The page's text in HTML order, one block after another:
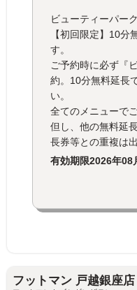
ビューティーパー
【初回限定】10分
す。
ご予約時に必ず『
約。10分無料延長
い。
全てのメニューでご
但し、他の無料延
長券等との重複は
有効期限2026年08
フットマン 戸越銀座店